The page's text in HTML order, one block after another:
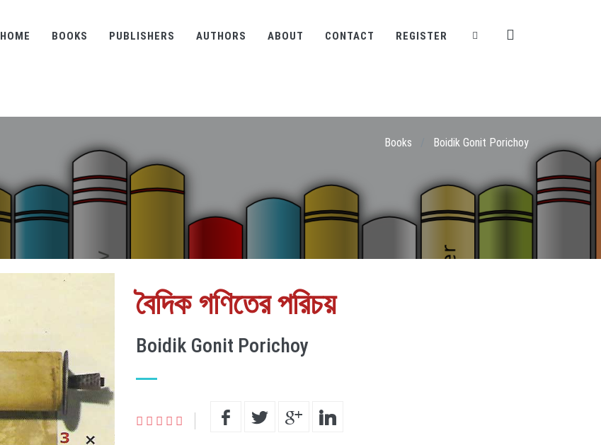
HOME BOOKS PUBLISHERS AUTHORS ABOUT CONTACT REGISTER
Books Boidik Gonit Porichoy
বৈদিক গণিতের পরিচয়
Boidik Gonit Porichoy